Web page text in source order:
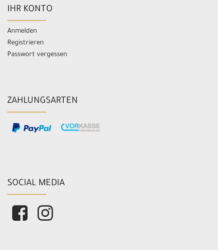
IHR KONTO
Anmelden
Registrieren
Passwort vergessen
ZAHLUNGSARTEN
SOCIAL MEDIA